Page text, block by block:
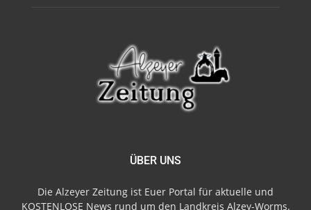
ÜBER UNS
Die Alzeyer Zeitung ist Euer Portal für aktuelle und
KOSTENLOSE News rund um den Landkreis Alzey-Worms.